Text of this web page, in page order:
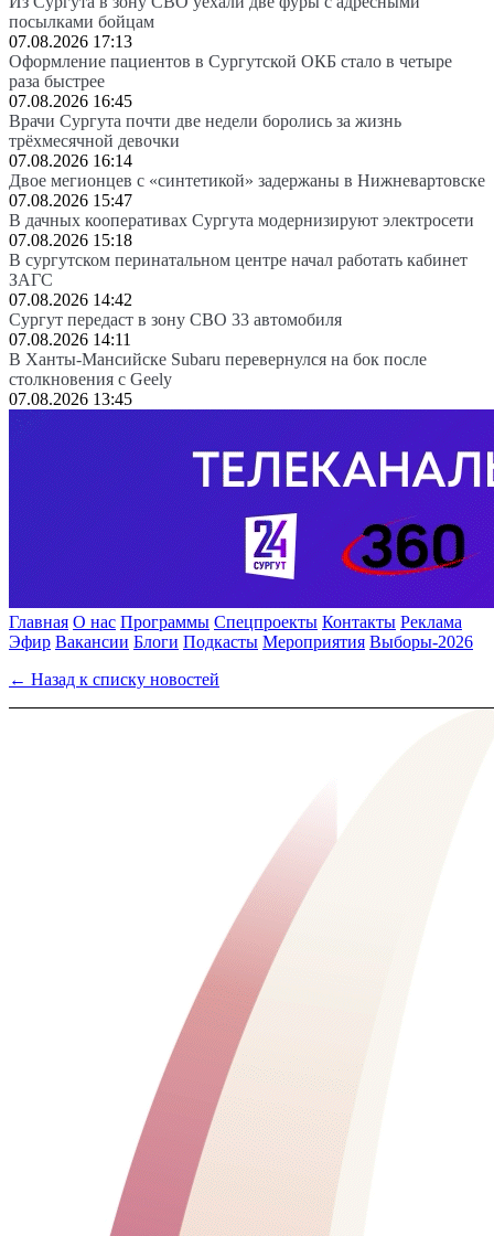
посылками бойцам
07.08.2026 17:13
Оформление пациентов в Сургутской ОКБ стало в четыре
раза быстрее
07.08.2026 16:45
Врачи Сургута почти две недели боролись за жизнь
трёхмесячной девочки
07.08.2026 16:14
Двое мегионцев с «синтетикой» задержаны в Нижневартовске
07.08.2026 15:47
В дачных кооперативах Сургута модернизируют электросети
07.08.2026 15:18
В сургутском перинатальном центре начал работать кабинет
ЗАГС
07.08.2026 14:42
Сургут передаст в зону СВО 33 автомобиля
07.08.2026 14:11
В Ханты-Мансийске Subaru перевернулся на бок после
столкновения с Geely
07.08.2026 13:45
Главная О нас Программы Спецпроекты Контакты Реклама
Эфир Вакансии Блоги Подкасты Мероприятия Выборы-2026
← Назад к списку новостей